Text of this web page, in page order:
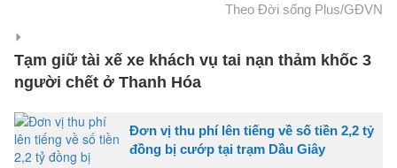
Theo Đời sống Plus/GĐVN
Tạm giữ tài xế xe khách vụ tai nạn thảm khốc 3
người chết ở Thanh Hóa
Đơn vị thu phí lên tiếng về số tiền 2,2 tỷ
đồng bị cướp tại trạm Dầu Giây